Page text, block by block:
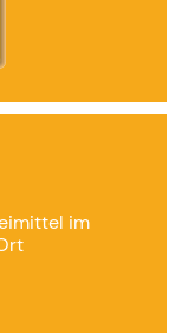
im